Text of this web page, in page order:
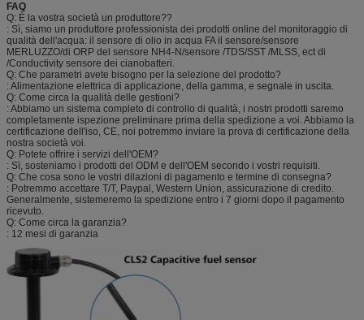
FAQ
Q: È la vostra società un produttore??
: Sì, siamo un produttore professionista dei prodotti online del monitoraggio di
qualità dell'acqua: il sensore di olio in acqua FA il sensore/sensore
MERLUZZO/di ORP del sensore NH4-N/sensore /TDS/SST /MLSS, ect di
/Conductivity sensore dei cianobatteri.
Q: Che parametri avete bisogno per la selezione del prodotto?
: Alimentazione elettrica di applicazione, della gamma, e segnale in uscita.
Q: Come circa la qualità delle gestioni?
: Abbiamo un sistema completo di controllo di qualità, i nostri prodotti saremo
completamente ispezione preliminare prima della spedizione a voi. Abbiamo la
certificazione dell'iso, CE, noi potremmo inviare la prova di certificazione della
nostra società voi.
Q: Potete offrire i servizi dell'OEM?
: Sì, sosteniamo i prodotti del ODM e dell'OEM secondo i vostri requisiti.
Q: Che cosa sono le vostri dilazioni di pagamento e termine di consegna?
: Potremmo accettare T/T, Paypal, Western Union, assicurazione di credito.
Generalmente, sistemeremo la spedizione entro i 7 giorni dopo il pagamento
ricevuto.
Q: Come circa la garanzia?
: 12 mesi di garanzia